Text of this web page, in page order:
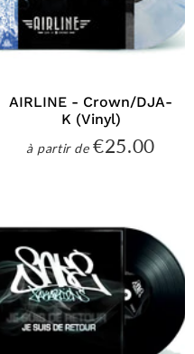
AIRLINE - Crown/DJA-
K (Vinyl)
à partir dePrix
€25.00